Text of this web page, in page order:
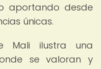
aportando desde
únicas.
Mali ilustra una
se valoran y